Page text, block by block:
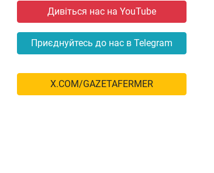
Дивіться нас на YouTube
Приєднуйтесь до нас в Telegram
X.COM/GAZETAFERMER